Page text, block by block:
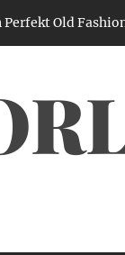
Old Fashioned –